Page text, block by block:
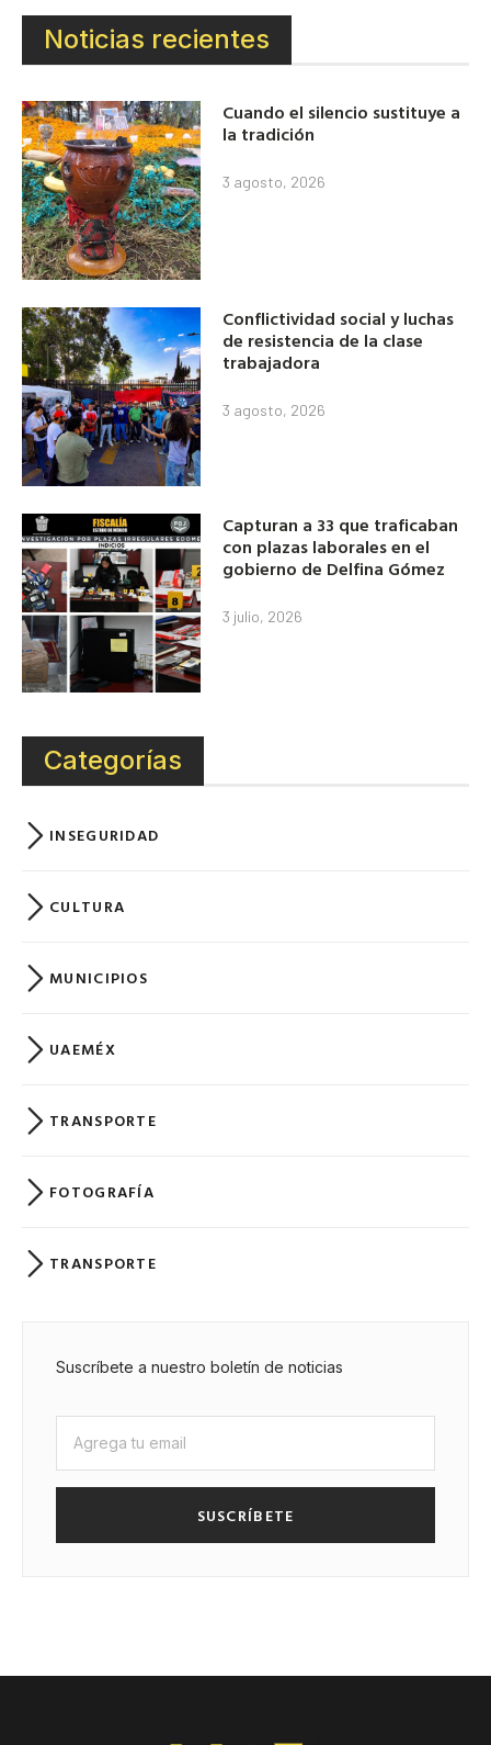
Noticias recientes
Cuando el silencio sustituye a
la tradición
3 agosto, 2026
Conflictividad social y luchas
de resistencia de la clase
trabajadora
3 agosto, 2026
Capturan a 33 que traficaban
con plazas laborales en el
gobierno de Delfina Gómez
3 julio, 2026
Categorías
INSEGURIDAD
CULTURA
MUNICIPIOS
UAEMÉX
TRANSPORTE
FOTOGRAFÍA
TRANSPORTE
Suscríbete a nuestro boletín de noticias
SUSCRÍBETE